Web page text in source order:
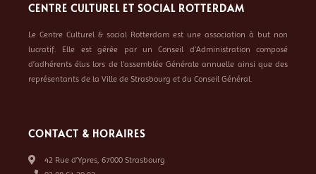
CENTRE CULTUREL ET SOCIAL ROTTERDAM
Le Centre Culturel & social Rotterdam est une association à but non
lucratif. Elle est gérée par un Conseil d’Administration composé
d’adhérents élus lors de l’assemblée Générale annuelle ainsi que des
représentants de la Ville de Strasbourg et du Conseil Général.
CONTACT & HORAIRES
42 Rue d’Ypres, 67000 Strasbourg